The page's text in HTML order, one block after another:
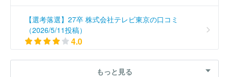
【選考落選】27卒 株式会社テレビ東京の口コミ
（2026/5/11投稿）
4.0
【ES落選】26卒 株式会社テレビ東京の口コミ
もっと見る